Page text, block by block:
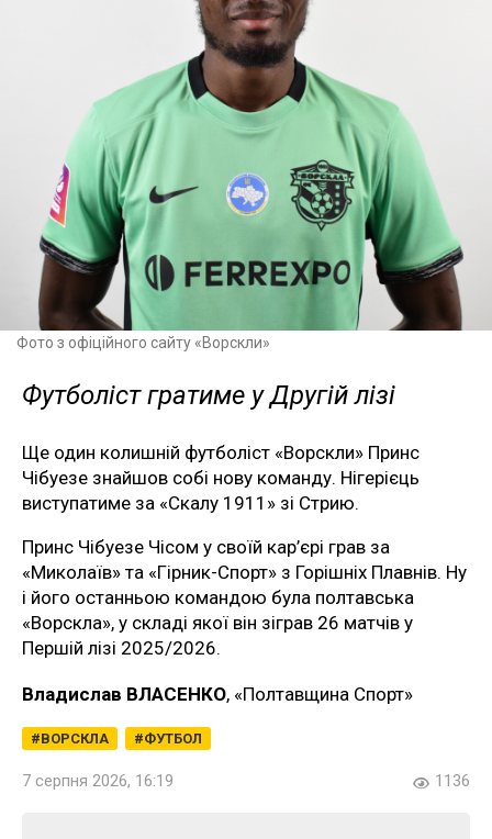
Фото з офіційного сайту «Ворскли»
Футболіст гратиме у Другій лізі
Ще один колишній футболіст «Ворскли» Принс
Чібуезе знайшов собі нову команду. Нігерієць
виступатиме за «Скалу 1911» зі Стрию.
Принс Чібуезе Чісом у своїй кар’єрі грав за
«Миколаїв» та «Гірник-Спорт» з Горішніх Плавнів. Ну
і його останньою командою була полтавська
«Ворскла», у складі якої він зіграв 26 матчів у
Першій лізі 2025/2026.
Владислав ВЛАСЕНКО, «Полтавщина Спорт»
ВОРСКЛА ФУТБОЛ
7 серпня 2026, 16:19 1136